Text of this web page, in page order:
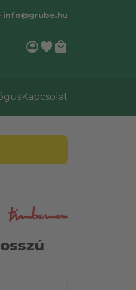
• info@grube.hu
account_circlefavorite local_mall
Kapcsolat